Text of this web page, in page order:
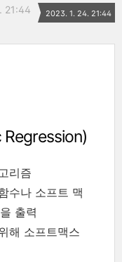
21:44 2023. 1. 24. 21:44
리즘
수나 소프트 맥
출력
해 소프트맥스